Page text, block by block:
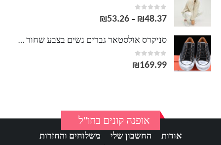
0
out of 5
₪48.37
–
₪53.26
סניקרס אולסטאר גברים נשים בצבע שחור Converse
0
out of 5
₪169.99
אופנה קונים בחו"ל
אודות החשבון שלי
משלוחים והחזרות